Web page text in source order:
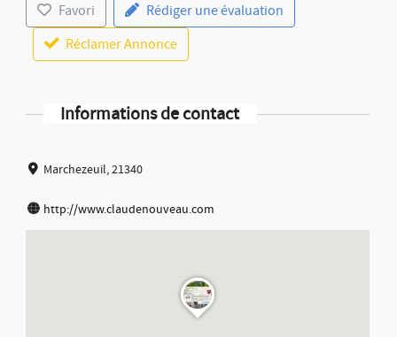
Favori
Rédiger une évaluation
Réclamer Annonce
Informations de contact
Marchezeuil, 21340
http://www.claudenouveau.com